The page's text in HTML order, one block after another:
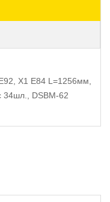
X1 E84 L=1256мм,
DSBM-62